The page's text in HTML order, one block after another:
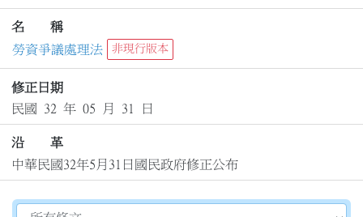
名 稱
勞資爭議處理法
非現行版本
修正日期
民國 32 年 05 月 31 日
沿 革
中華民國32年5月31日國民政府修正公布
切換選擇法規資訊內容